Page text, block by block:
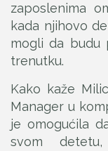
zaposlenima
kada njihovo
mogli da budu
trenutku.
Kako kaže
Manager u
je omogućila
svom